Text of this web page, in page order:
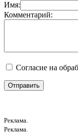
Имя:
Комментарий:
Согласие на
Реклама.
Реклама.